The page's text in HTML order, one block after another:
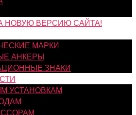
НОВУЮ ВЕРСИЮ САЙТА!
МАРКИ
АНКЕРЫ
ЗНАКИ
УСТАНОВКАМ